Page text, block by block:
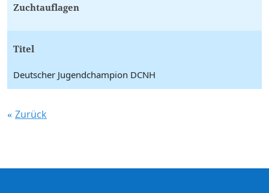
Zuchtauflagen
Titel
Deutscher Jugendchampion DCNH
Zurück